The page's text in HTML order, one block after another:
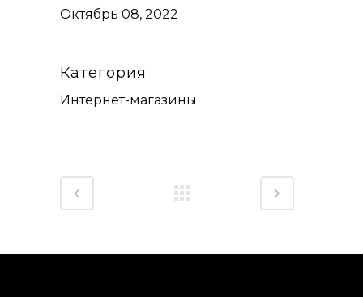
Октябрь 08, 2022
Категория
Интернет-магазины